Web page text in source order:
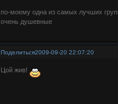
по-моему одна из самых лучших
очень душевные
Поделиться2009-09-20 22:07:20
Цой жив!